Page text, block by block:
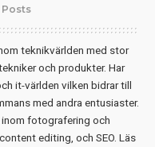
Posts
teknikvärlden med stor
och produkter. Har
it-världen vilken bidrar till
med andra entusiaster.
fotografering och
editing, och SEO. Läs